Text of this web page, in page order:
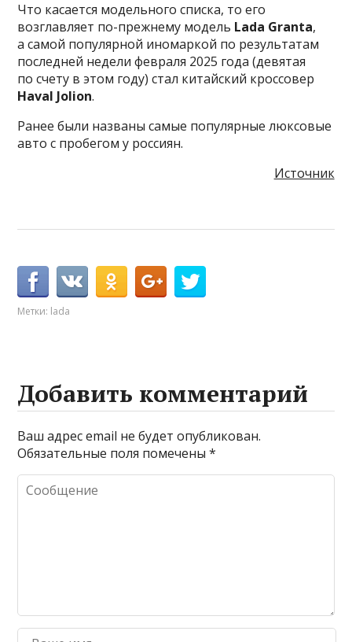
Что касается модельного списка, то его
возглавляет по-прежнему модель Lada Granta,
а самой популярной иномаркой по результатам
последней недели февраля 2025 года (девятая
по счету в этом году) стал китайский кроссовер
Haval Jolion.
Ранее были названы самые популярные люксовые
авто с пробегом у россиян.
Источник
Метки: lada
Добавить комментарий
Ваш адрес email не будет опубликован.
Обязательные поля помечены*